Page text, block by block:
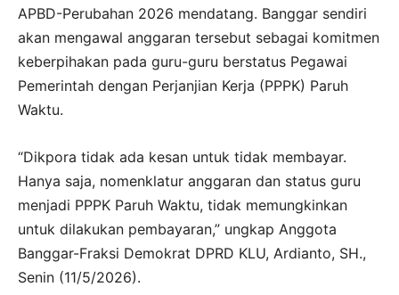
APBD-Perubahan 2026 mendatang. Banggar sendiri
akan mengawal anggaran tersebut sebagai komitmen
keberpihakan pada guru-guru berstatus Pegawai
Pemerintah dengan Perjanjian Kerja (PPPK) Paruh
Waktu.
“Dikpora tidak ada kesan untuk tidak membayar.
Hanya saja, nomenklatur anggaran dan status guru
menjadi PPPK Paruh Waktu, tidak memungkinkan
untuk dilakukan pembayaran,” ungkap Anggota
Banggar-Fraksi Demokrat DPRD KLU, Ardianto, SH.,
Senin (11/5/2026).